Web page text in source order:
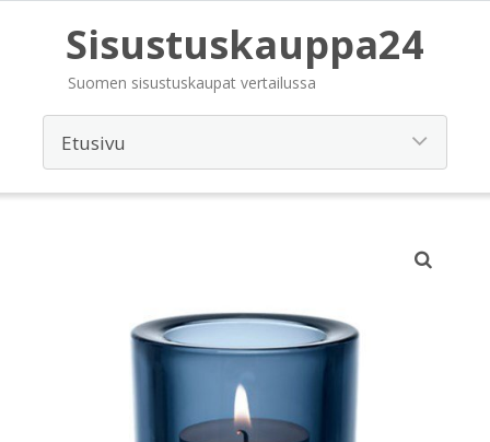
Sisustuskauppa24
Suomen sisustuskaupat vertailussa